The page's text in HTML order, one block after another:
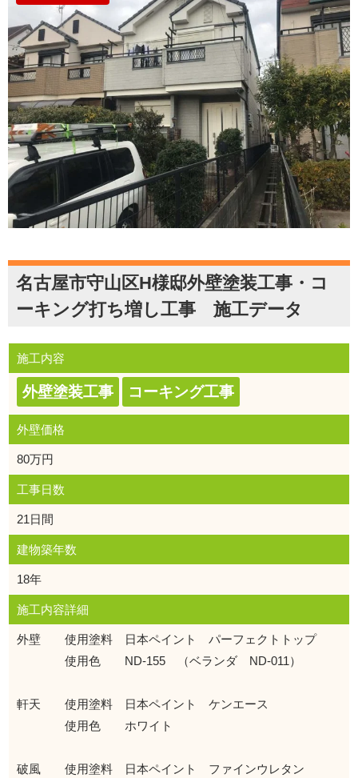
名古屋市守山区H様邸外壁塗装工事・コ
ーキング打ち増し工事 施工データ
施工内容
外壁塗装工事 コーキング工事
外壁価格
80万円
工事日数
21日間
建物築年数
18年
施工内容詳細
外壁 使用塗料 日本ペイント パーフェクトトップ
使用色 ND-155 （ベランダ ND-011）
軒天 使用塗料 日本ペイント ケンエース
使用色 ホワイト
破風 使用塗料 日本ペイント ファインウレタン